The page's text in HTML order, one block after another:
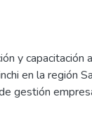
y capacitación a
en la región
gestión